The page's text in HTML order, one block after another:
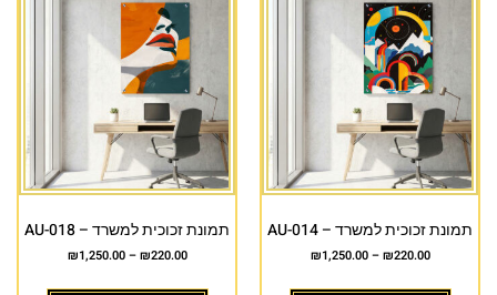
תמונת זכוכית למשרד – AU-014
₪220.00
–
₪1,250.00
תמונת זכוכית למשרד – AU-018
₪220.00
–
₪1,250.00